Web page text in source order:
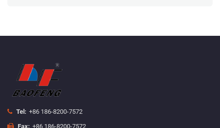
Tel: +86 186-8200-7572
Fax: +86 186-8200-7572